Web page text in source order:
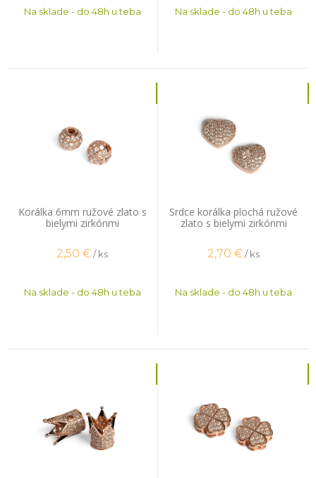
Na sklade - do 48h u teba Na sklade - do 48h u teba
Korálka 6mm ružové zlato s
bielymi zirkónmi
2,50 €/ ks
Na sklade - do 48h u teba
Srdce korálka plochá ružové
zlato s bielymi zirkónmi
2,70 €/ ks
Na sklade - do 48h u teba